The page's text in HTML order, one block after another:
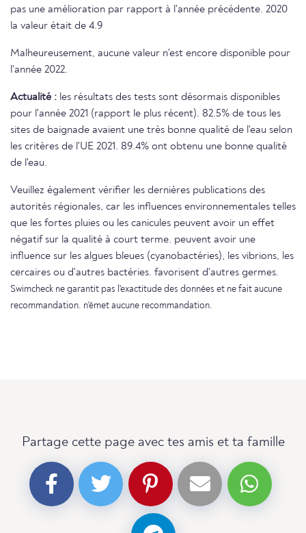
pas une amélioration par rapport à l'année précédente. 2020
la valeur était de 4.9
Malheureusement, aucune valeur n'est encore disponible pour
l'année 2022.
Actualité : les résultats des tests sont désormais disponibles
pour l'année 2021 (rapport le plus récent). 82.5% de tous les
sites de baignade avaient une très bonne qualité de l'eau selon
les critères de l'UE 2021. 89.4% ont obtenu une bonne qualité
de l'eau.
Veuillez également vérifier les dernières publications des
autorités régionales, car les influences environnementales telles
que les fortes pluies ou les canicules peuvent avoir un effet
négatif sur la qualité à court terme. peuvent avoir une
influence sur les algues bleues (cyanobactéries), les vibrions, les
cercaires ou d'autres bactéries. favorisent d'autres germes.
Swimcheck ne garantit pas l'exactitude des données et ne fait aucune
recommandation. n'émet aucune recommandation.
Partage cette page avec tes amis et ta famille